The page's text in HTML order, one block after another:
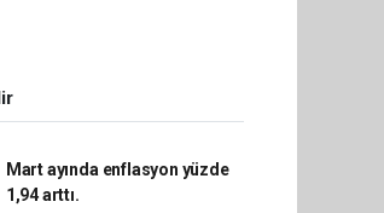
Mart ayında enflasyon yüzde
1,94 arttı.